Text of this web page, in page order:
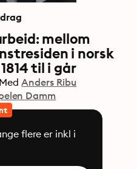
mellom
i norsk
til i går
Med Anders Ribu
Damm
flere er inkl i